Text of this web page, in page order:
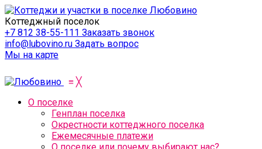
Коттеджный поселок
+7 812 38-55-111 Заказать звонок
info@lubovino.ru Задать вопрос
Мы на карте
≡ ╳
О поселке
Генплан поселка
Окрестности коттеджного поселка
Ежемесячные платежи